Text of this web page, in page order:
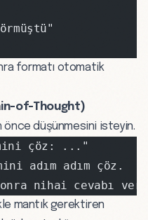
formatı otomatik
of-Thought)
önce düşünmesini isteyin.
çöz: ..."
adım adım çöz.
nihai cevabı
mantık gerektiren